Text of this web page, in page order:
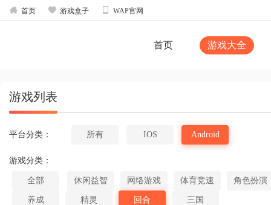
 首页  游戏盒子  WAP官网
首页 游戏大全
游戏列表
平台分类： 所有 IOS Android
游戏分类：
全部 休闲益智 网络游戏 体育竞速 角色扮演
养成 精灵 回合 三国